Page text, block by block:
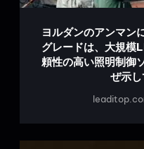
ヨルダンのアンマン
グレードは、大規模
頼性の高い照明制御
ぜ示し